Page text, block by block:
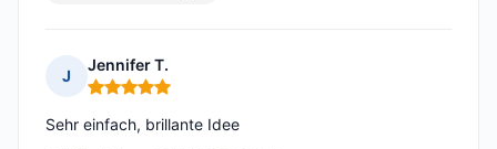
J
Jennifer T.
Hinweis: 5 von 5
Sehr einfach, brillante Idee